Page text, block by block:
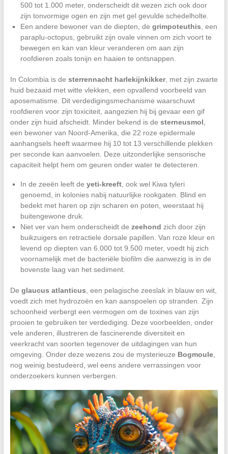
500 tot 1.000 meter, onderscheidt dit wezen zich ook door
zijn tonvormige ogen en zijn met gel gevulde schedelholte.
Een andere bewoner van de diepten, de grimpoteuthis , een
paraplu-octopus, gebruikt zijn ovale vinnen om zich voort te
bewegen en kan van kleur veranderen om aan zijn
roofdieren zoals tonijn en haaien te ontsnappen.
In Colombia is de sterrennacht harlekijnkikker, met zijn zwarte
huid bezaaid met witte vlekken, een opvallend voorbeeld van
aposematisme. Dit verdedigingsmechanisme waarschuwt
roofdieren voor zijn toxiciteit, aangezien hij bij gevaar een gif
onder zijn huid afscheidt. Minder bekend is de sterneusmol
een bewoner van Noord-Amerika, die 22 roze epidermale
aanhangsels heeft waarmee hij 10 tot 13 verschillende plekken
per seconde kan aanvoelen. Deze uitzonderlijke sensorische
capaciteit helpt hem om geuren onder water te detecteren.
In de zeeën leeft de yeti-kreeft, ook wel Kiwa tyleri
genoemd, in kolonies nabij natuurlijke rookgaten. Blind en
bedekt met haren op zijn scharen en poten, weerstaat hij
buitengewone druk.
Niet ver van hem onderscheidt de zeehond zich door zijn
buikzuigers en retractiele dorsale papillen. Van roze kleur en
levend op diepten van 6.000 tot 9.500 meter, voedt hij zich
voornamelijk met de bacteriële biofilm die aanwezig is in de
bovenste laag van het sediment.
De glaucus atlanticus , een pelagische zeeslak in blauw en wit,
voedt zich met hydrozoën en kan aanspoelen op stranden. Zijn
schoonheid verbergt een vermogen om de toxines van zijn
prooien te gebruiken ter verdediging. Deze voorbeelden, onder
vele anderen, illustreren de fascinerende diversiteit en
veerkracht van soorten tegenover de uitdagingen van hun
omgeving. Onder deze wezens zou de mysterieuze Bogmoule,
nog weinig bestudeerd, wel eens andere verrassingen voor
onderzoekers kunnen verbergen.